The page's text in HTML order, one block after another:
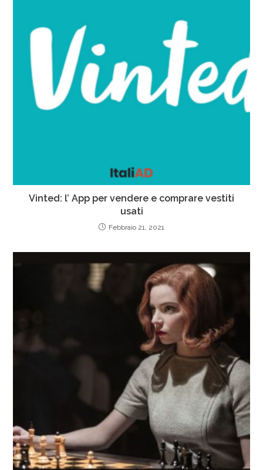
Vinted: l’ App per vendere e comprare vestiti
usati
Febbraio 21, 2021